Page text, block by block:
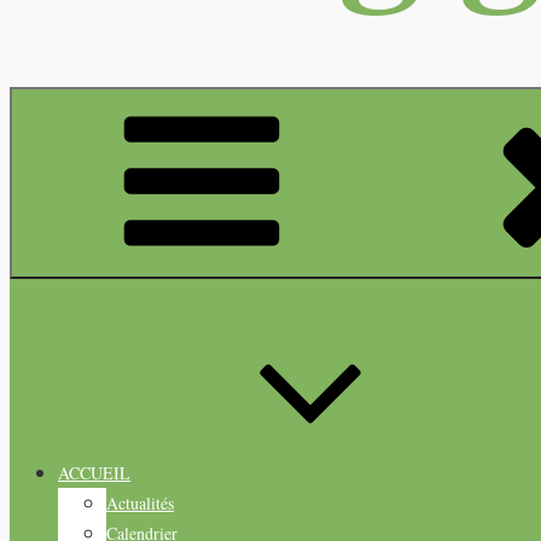
ACCUEIL
Actualités
Calendrier